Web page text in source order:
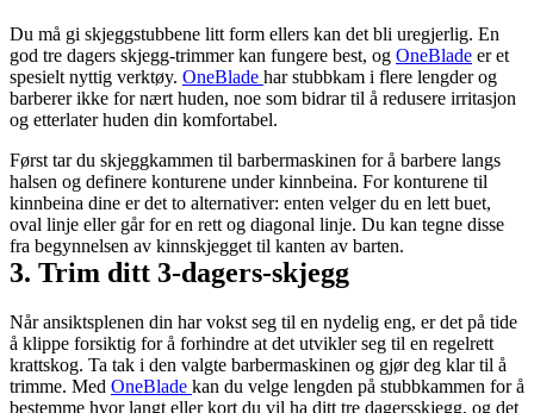
Du må gi skjeggstubbene litt form ellers kan det bli uregjerlig. En
god tre dagers skjegg-trimmer kan fungere best, og OneBlade er et
spesielt nyttig verktøy. OneBlade har stubbkam i flere lengder og
barberer ikke for nært huden, noe som bidrar til å redusere irritasjon
og etterlater huden din komfortabel.
Først tar du skjeggkammen til barbermaskinen for å barbere langs
halsen og definere konturene under kinnbeina. For konturene til
kinnbeina dine er det to alternativer: enten velger du en lett buet,
oval linje eller går for en rett og diagonal linje. Du kan tegne disse
fra begynnelsen av kinnskjegget til kanten av barten.
3. Trim ditt 3-dagers-skjegg
Når ansiktsplenen din har vokst seg til en nydelig eng, er det på tide
å klippe forsiktig for å forhindre at det utvikler seg til en regelrett
krattskog. Ta tak i den valgte barbermaskinen og gjør deg klar til å
trimme. Med OneBlade kan du velge lengden på stubbkammen for å
bestemme hvor langt eller kort du vil ha ditt tre dagersskjegg, og det